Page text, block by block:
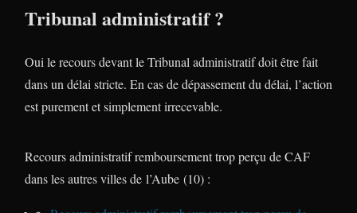
Tribunal administratif ?
Oui le recours devant le Tribunal administratif doit être fait
dans un délai stricte. En cas de dépassement du délai, l’action
est purement et simplement irrecevable.
Recours administratif remboursement trop perçu de CAF
dans les autres villes de l’Aube (10) :